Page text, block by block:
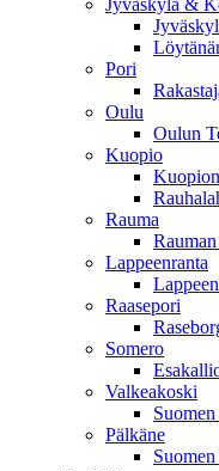
Jyväskylä &
Pori
Oulu
Oulun
Kuopio
Rauma
Lappeenranta
Raasepori
Somero
Valkeakoski
Pälkäne